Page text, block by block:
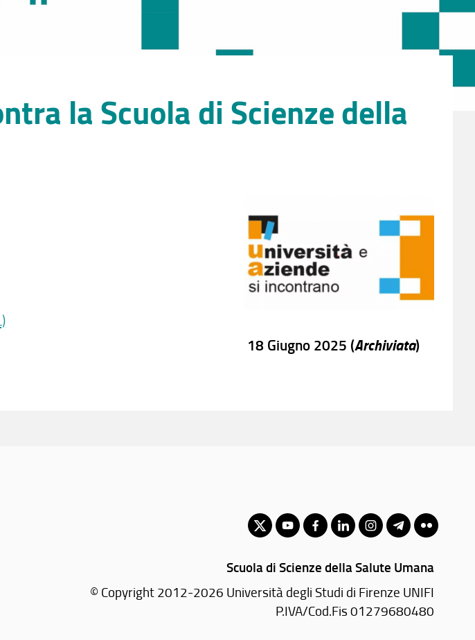
la Scuola di Scienze della
18 Giugno 2025 (Archiviata)
Scuola di Scienze della Salute Umana
© Copyright 2012-2026 Università degli Studi di Firenze UNIFI
P.IVA/Cod.Fis 01279680480